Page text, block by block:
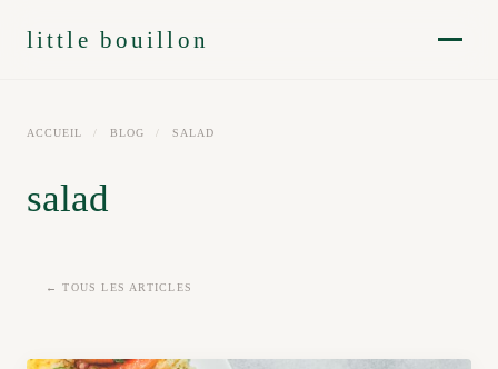
little bouillon
ACCUEIL / BLOG / SALAD
salad
← TOUS LES ARTICLES